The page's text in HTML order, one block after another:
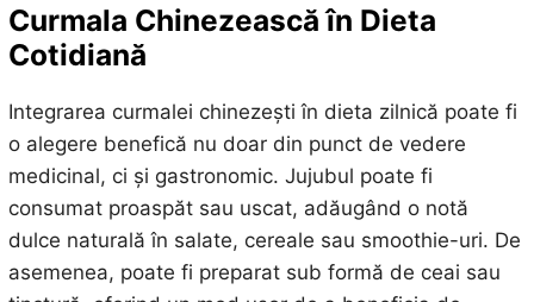
Curmala Chinezească în Dieta
Cotidiană
Integrarea curmalei chinezești în dieta zilnică poate fi
o alegere benefică nu doar din punct de vedere
medicinal, ci și gastronomic. Jujubul poate fi
consumat proaspăt sau uscat, adăugând o notă
dulce naturală în salate, cereale sau smoothie-uri. De
asemenea, poate fi preparat sub formă de ceai sau